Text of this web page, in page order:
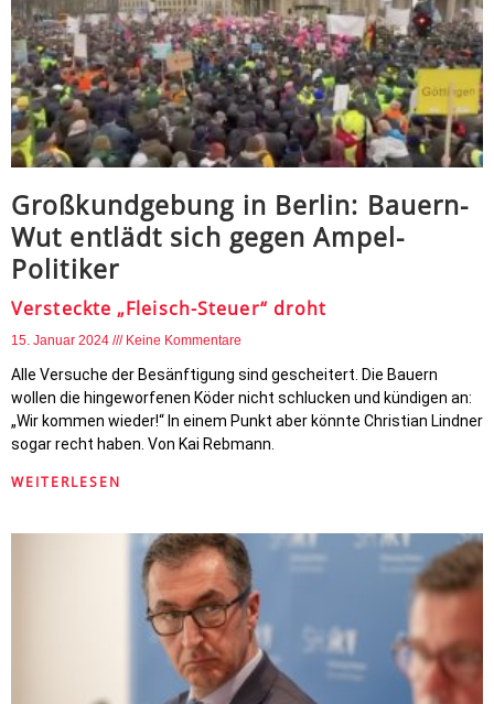
Großkundgebung in Berlin: Bauern-
Wut entlädt sich gegen Ampel-
Politiker
Versteckte „Fleisch-Steuer“ droht
15. Januar 2024 Keine Kommentare
Alle Versuche der Besänftigung sind gescheitert. Die Bauern
wollen die hingeworfenen Köder nicht schlucken und kündigen an:
„Wir kommen wieder!“ In einem Punkt aber könnte Christian Lindner
sogar recht haben. Von Kai Rebmann.
WEITERLESEN